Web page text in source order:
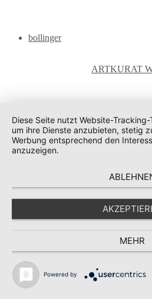
bollinger
ARTKURAT
Diese Seite nutzt Website-
um ihre Dienste anzubieten, stetig
Werbung entsprechend den
anzuzeigen.
MEHR
Powered by